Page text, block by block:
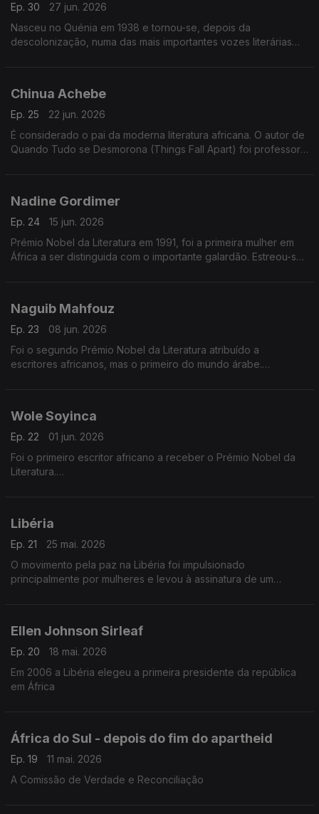
Ep. 30
27 jun. 2026
Nasceu no Quénia em 1938 e tornou-se, depois da
descolonização, numa das mais importantes vozes literárias
Chinua Achebe
Ep. 25
22 jun. 2026
É considerado o pai da moderna literatura africana. O autor de
Quando Tudo se Desmorona (Things Fall Apart) foi professor
Nadine Gordimer
Ep. 24
15 jun. 2026
Prémio Nobel da Literatura em 1991, foi a primeira mulher em
África a ser distinguida com o importante galardão. Estreou-se
Naguib Mahfouz
Ep. 23
08 jun. 2026
Foi o segundo Prémio Nobel da Literatura atribuído a
escritores africanos, mas o primeiro do mundo árabe.
Wole Soyinca
Ep. 22
01 jun. 2026
Foi o primeiro escritor africano a receber o Prémio Nobel da
Literatura.
Libéria
Ep. 21
25 mai. 2026
O movimento pela paz na Libéria foi impulsionado
principalmente por mulheres e levou à assinatura de um
Ellen Johnson Sirleaf
Ep. 20
18 mai. 2026
Em 2006 a Libéria elegeu a primeira presidente da república
em África
África do Sul - depois do fim do apartheid
Ep. 19
11 mai. 2026
A Comissão de Verdade e Reconciliação